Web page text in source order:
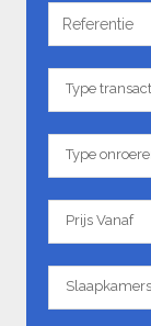
om een
en
verplichte
Referentie
Type
transactie
Type
Type
onroerend
goed
Type
Prijs
Vanaf
Prijs Vanaf
Slaapkamers
Slaapkamers